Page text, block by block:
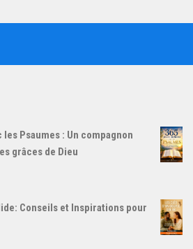
Psaumes : Un compagnon
grâces de Dieu
Conseils et Inspirations pour